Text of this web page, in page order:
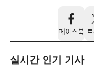
페이스북
실시간 인기 기사